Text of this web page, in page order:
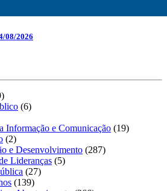
08/2026
(6)
Informação e Comunicação (19)
(2)
e Desenvolvimento (287)
Lideranças (5)
(27)
(139)